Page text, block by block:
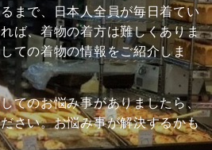
まで、日本人全員が毎日着てい
ば、着物の着方は難しくありま
ての着物の情報をご紹介しま
てのお悩み事がありましたら、
さい。お悩み事が解決するかも